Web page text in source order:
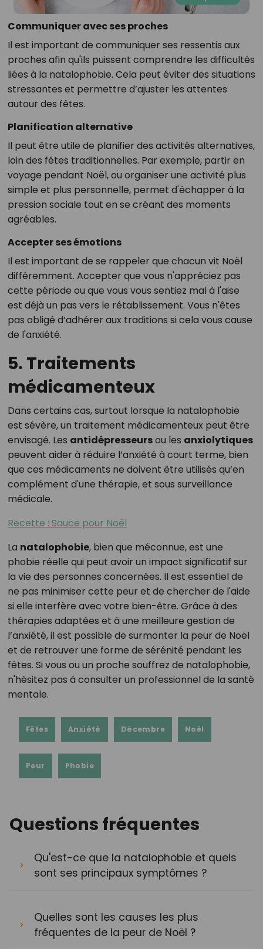
Communiquer avec ses proches
Il est important de communiquer ses ressentis aux
proches afin qu'ils puissent comprendre les difficultés
liées à la natalophobie. Cela peut éviter des situations
stressantes et permettre d’ajuster les attentes
autour des fêtes.
Planification alternative
Il peut être utile de planifier des activités alternatives,
loin des fêtes traditionnelles. Par exemple, partir en
voyage pendant Noël, ou organiser une activité plus
simple et plus personnelle, permet d'échapper à la
pression sociale tout en se créant des moments
agréables.
Accepter ses émotions
Il est important de se rappeler que chacun vit Noël
différemment. Accepter que vous n'appréciez pas
cette période ou que vous vous sentiez mal à l'aise
est déjà un pas vers le rétablissement. Vous n'êtes
pas obligé d’adhérer aux traditions si cela vous cause
de l'anxiété.
5. Traitements
médicamenteux
Dans certains cas, surtout lorsque la natalophobie
est sévère, un traitement médicamenteux peut être
envisagé. Les antidépresseursou les anxiolytiques
peuvent aider à réduire l’anxiété à court terme, bien
que ces médicaments ne doivent être utilisés qu’en
complément d'une thérapie, et sous surveillance
médicale.
Recette : Sauce pour Noël
La natalophobie, bien que méconnue, est une
phobie réelle qui peut avoir un impact significatif sur
la vie des personnes concernées. Il est essentiel de
ne pas minimiser cette peur et de chercher de l'aide
si elle interfère avec votre bien-être. Grâce à des
thérapies adaptées et à une meilleure gestion de
l’anxiété, il est possible de surmonter la peur de Noël
et de retrouver une forme de sérénité pendant les
fêtes. Si vous ou un proche souffrez de natalophobie,
n'hésitez pas à consulter un professionnel de la santé
mentale.
Fêtes Anxiété Décembre Noël
Peur Phobie
Questions fréquentes
Qu'est-ce que la natalophobie et quels
sont ses principaux symptômes ?
Quelles sont les causes les plus
fréquentes de la peur de Noël ?